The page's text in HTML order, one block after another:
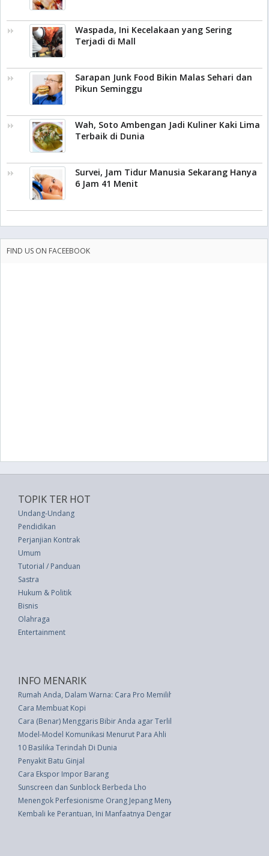
Waspada, Ini Kecelakaan yang Sering
Terjadi di Mall
Sarapan Junk Food Bikin Malas Sehari dan
Pikun Seminggu
Wah, Soto Ambengan Jadi Kuliner Kaki Lima
Terbaik di Dunia
Survei, Jam Tidur Manusia Sekarang Hanya
6 Jam 41 Menit
FIND US ON FACEEBOOK
TOPIK TER HOT
Undang-Undang
Pendidikan
Perjanjian Kontrak
Umum
Tutorial / Panduan
Sastra
Hukum & Politik
Bisnis
Olahraga
Entertainment
INFO MENARIK
Rumah Anda, Dalam Warna: Cara Pro Memilih Cat Tembok
Cara Membuat Kopi
Cara (Benar) Menggaris Bibir Anda agar Terlihat Lebih Penuh
Model-Model Komunikasi Menurut Para Ahli
10 Basilika Terindah Di Dunia
Penyakit Batu Ginjal
Cara Ekspor Impor Barang
Sunscreen dan Sunblock Berbeda Lho
Menengok Perfesionisme Orang Jepang Menyajikan Makanan
Kembali ke Perantuan, Ini Manfaatnya Dengarkan Musik Selama Perjalanan